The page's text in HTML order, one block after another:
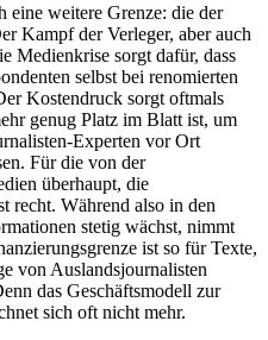
eine weitere Grenze: die der
Kampf der Verleger, aber auch
Medienkrise sorgt dafür, dass
selbst bei renomierten
Kostendruck sorgt oftmals
genug Platz im Blatt ist, um
Experten vor Ort
Für die von der
überhaupt, die
recht. Während also in den
stetig wächst, nimmt
ist so für Texte,
von Auslandsjournalisten
das Geschäftsmodell zur
sich oft nicht mehr.